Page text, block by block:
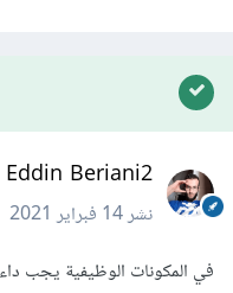
Eddin Beriani2
نشر14 فبراير 2021